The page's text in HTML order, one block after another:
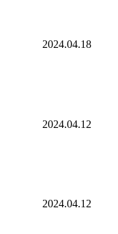
2024.04.18
2024.04.12
2024.04.12